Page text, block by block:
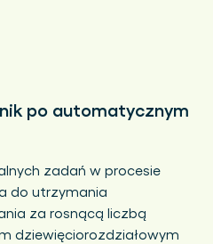
po automatycznym
zadań w procesie
do utrzymania
za rosnącą liczbą
dziewięciorozdziałowym